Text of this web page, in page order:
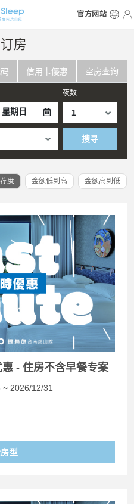
官方网站
房
信用卡優惠 空房查询
星期日
夜数
搜寻
度 金额低到高 金额高到低
- 住房不含早餐专案
~ 2026/12/31
型